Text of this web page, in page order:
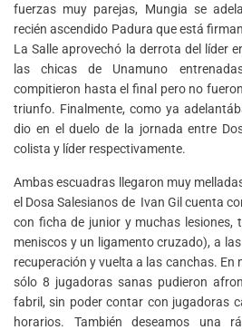
fuerzas muy parejas, Mungia se
recién ascendido Padura que está
La Salle aprovechó la derrota del líder
las chicas de Unamuno
compitieron hasta el final pero no
triunfo. Finalmente, como ya
dio en el duelo de la jornada entre
colista y líder respectivamente.
Ambas escuadras llegaron muy
el Dosa Salesianos de Ivan Gil cuenta
con ficha de junior y muchas lesiones,
meniscos y un ligamento cruzado), a
recuperación y vuelta a las canchas. En
sólo 8 jugadoras sanas pudieron
fabril, sin poder contar con jugadoras
horarios. También deseamos una